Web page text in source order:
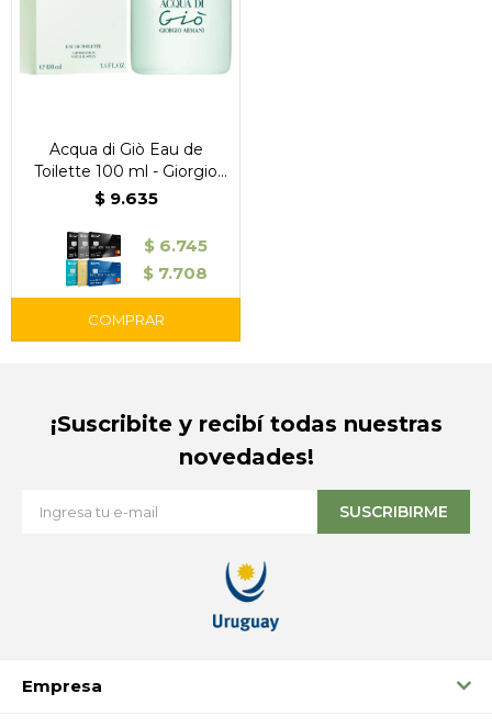
Acqua di Giò Eau de
Toilette 100 ml - Giorgio
Armani
$ 9.635
$ 6.745
$ 7.708
Empresa
¡Suscribite y recibí todas nuestras
novedades!
SUSCRIBIRME